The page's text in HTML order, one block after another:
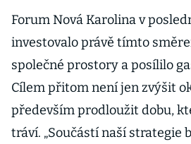
Forum Nová Karolina v
investovalo právě tímto
společné prostory a posílilo
Cílem přitom není jen zvýšit
především prodloužit dobu,
tráví. „Součástí naší strategie